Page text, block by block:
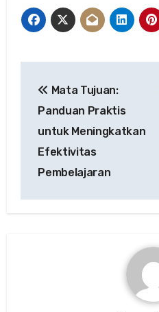
navigation
Mata Tujuan:
Panduan Praktis
untuk Meningkatkan
Efektivitas
Pembelajaran